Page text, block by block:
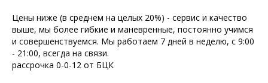
Цены ниже (в среднем на целых 20%) - сервис и качество
выше, мы более гибкие и маневренные, постоянно учимся
и совершенствуемся. Мы работаем 7 дней в неделю, с 9:00
- 21:00, всегда на связи.
рассрочка 0-0-12 от БЦК